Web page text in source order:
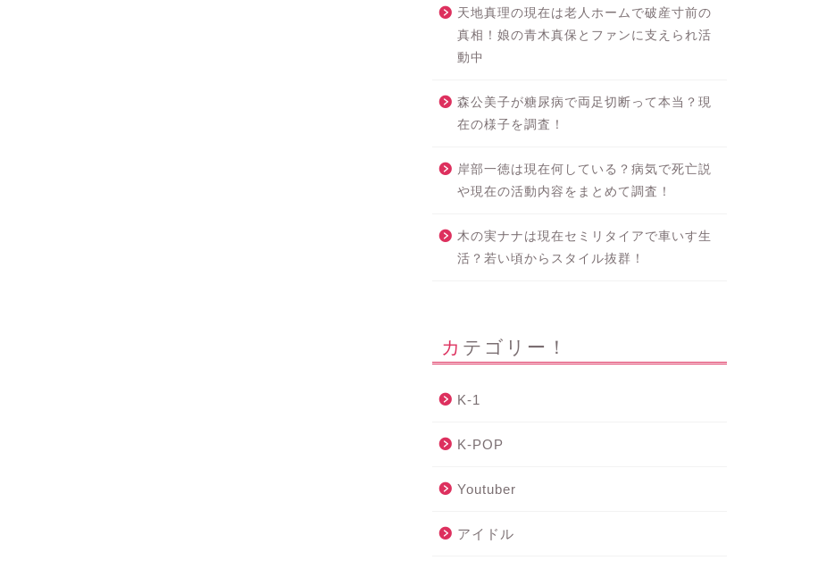
天地真理の現在は老人ホームで破産寸前の
真相！娘の青木真保とファンに支えられ活
動中
森公美子が糖尿病で両足切断って本当？現
在の様子を調査！
岸部一徳は現在何している？病気で死亡説
や現在の活動内容をまとめて調査！
木の実ナナは現在セミリタイアで車いす生
活？若い頃からスタイル抜群！
カテゴリー！
K-1
K-POP
Youtuber
アイドル